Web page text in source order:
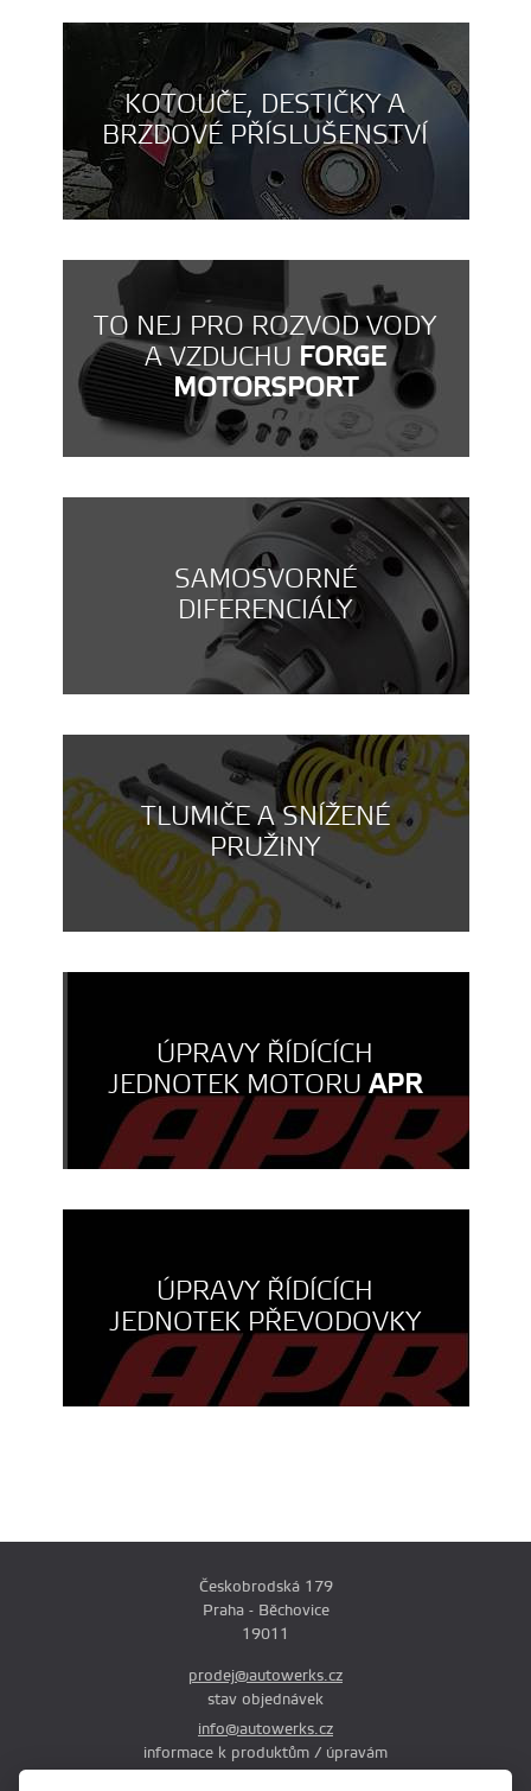
KOTOUČE, DESTIČKY A
BRZDOVÉ PŘÍSLUŠENSTVÍ
TO NEJ PRO ROZVOD VODY
A VZDUCHU FORGE
MOTORSPORT
SAMOSVORNÉ
DIFERENCIÁLY
TLUMIČE A SNÍŽENÉ
PRUŽINY
ÚPRAVY ŘÍDÍCÍCH
JEDNOTEK MOTORUAPR
ÚPRAVY ŘÍDÍCÍCH
JEDNOTEK PŘEVODOVKY
Českobrodská 179
Praha - Běchovice
19011
prodej@autowerks.cz
stav objednávek
info@autowerks.cz
informace k produktům / úpravám